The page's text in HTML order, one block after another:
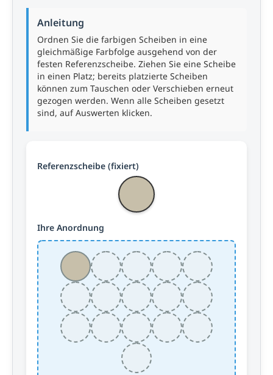
Anleitung
Ordnen Sie die farbigen Scheiben in eine
gleichmäßige Farbfolge ausgehend von der
festen Referenzscheibe. Ziehen Sie eine Scheibe
in einen Platz; bereits platzierte Scheiben
können zum Tauschen oder Verschieben erneut
gezogen werden. Wenn alle Scheiben gesetzt
sind, auf Auswerten klicken.
Referenzscheibe (fixiert)
Ihre Anordnung